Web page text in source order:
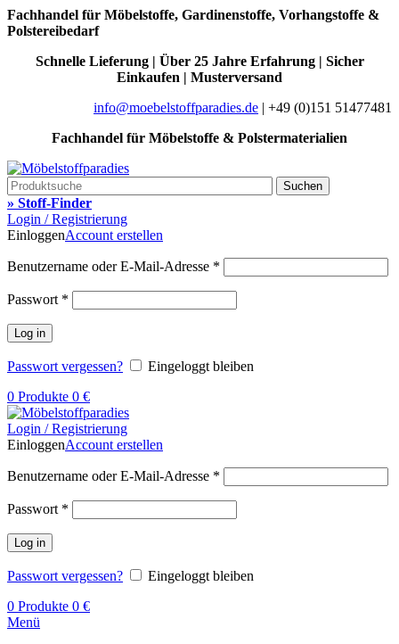
Fachhandel für Möbelstoffe, Gardinenstoffe, Vorhangstoffe &
Polstereibedarf
Schnelle Lieferung | Über 25 Jahre Erfahrung | Sicher
Einkaufen | Musterversand
info@moebelstoffparadies.de | +49 (0)151 51477481
Fachhandel für Möbelstoffe & Polstermaterialien
Suchen
» Stoff-Finder
Login / Registrierung
EinloggenAccount erstellen
Benutzername oder E-Mail-Adresse *
Passwort *
Log in
Passwort vergessen?
Eingeloggt bleiben
0 Produkte 0 €
Login / Registrierung
EinloggenAccount erstellen
Benutzername oder E-Mail-Adresse *
Passwort *
Log in
Passwort vergessen?
Eingeloggt bleiben
0 Produkte 0 €
Menü